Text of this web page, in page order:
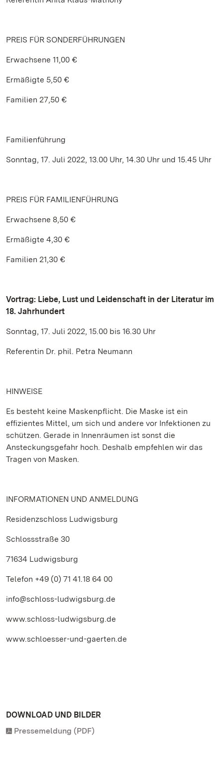
PREIS FÜR SONDERFÜHRUNGEN
Erwachsene 11,00 €
Ermäßigte 5,50 €
Familien 27,50 €
Familienführung
Sonntag, 17. Juli 2022, 13.00 Uhr, 14.30 Uhr und 15.45 Uhr
PREIS FÜR FAMILIENFÜHRUNG
Erwachsene 8,50 €
Ermäßigte 4,30 €
Familien 21,30 €
Vortrag: Liebe, Lust und Leidenschaft in der Literatur im
18. Jahrhundert
Sonntag, 17. Juli 2022, 15.00 bis 16.30 Uhr
Referentin Dr. phil. Petra Neumann
HINWEISE
Es besteht keine Maskenpflicht. Die Maske ist ein
effizientes Mittel, um sich und andere vor Infektionen zu
schützen. Gerade in Innenräumen ist sonst die
Ansteckungsgefahr hoch. Deshalb empfehlen wir das
Tragen von Masken.
INFORMATIONEN UND ANMELDUNG
Residenzschloss Ludwigsburg
Schlossstraße 30
71634 Ludwigsburg
Telefon +49 (0) 71 41.18 64 00
info@schloss-ludwigsburg.de
www.schloss-ludwigsburg.de
www.schloesser-und-gaerten.de
DOWNLOAD UND BILDER
Pressemeldung (PDF)